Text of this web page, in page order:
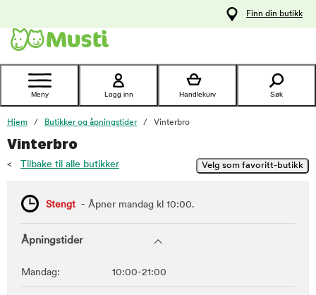
Kontakt
kundeservice
Finn din butikk
Meny Logg inn Handlekurv Søk
Hjem Butikker og åpningstider Vinterbro
Vinterbro
< Tilbake til alle butikker
Stengt - Åpner mandag kl 10:00.
Åpningstider
Mandag: 10:00-21:00